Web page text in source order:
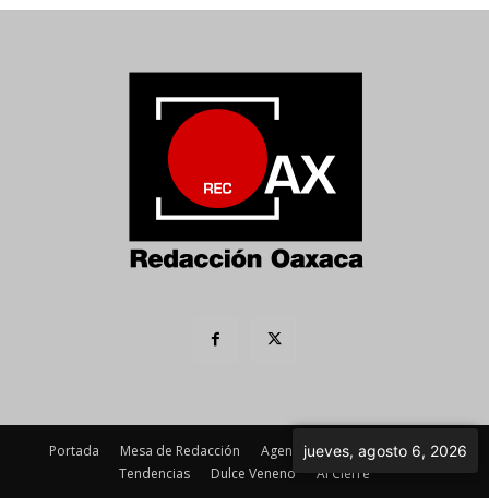
Portada Mesa de Redacción Agenda Política
Imagen
Tendencias
Dulce Veneno Al Cierre
jueves, agosto 6, 2026